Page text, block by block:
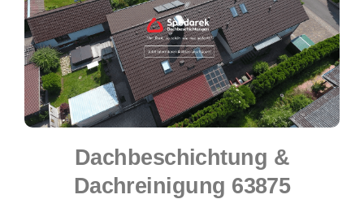
Dachbeschichtung &
Dachreinigung 63875